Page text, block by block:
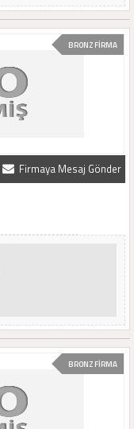
BRONZ FİRMA
Firmaya Mesaj Gönder
BRONZ FİRMA